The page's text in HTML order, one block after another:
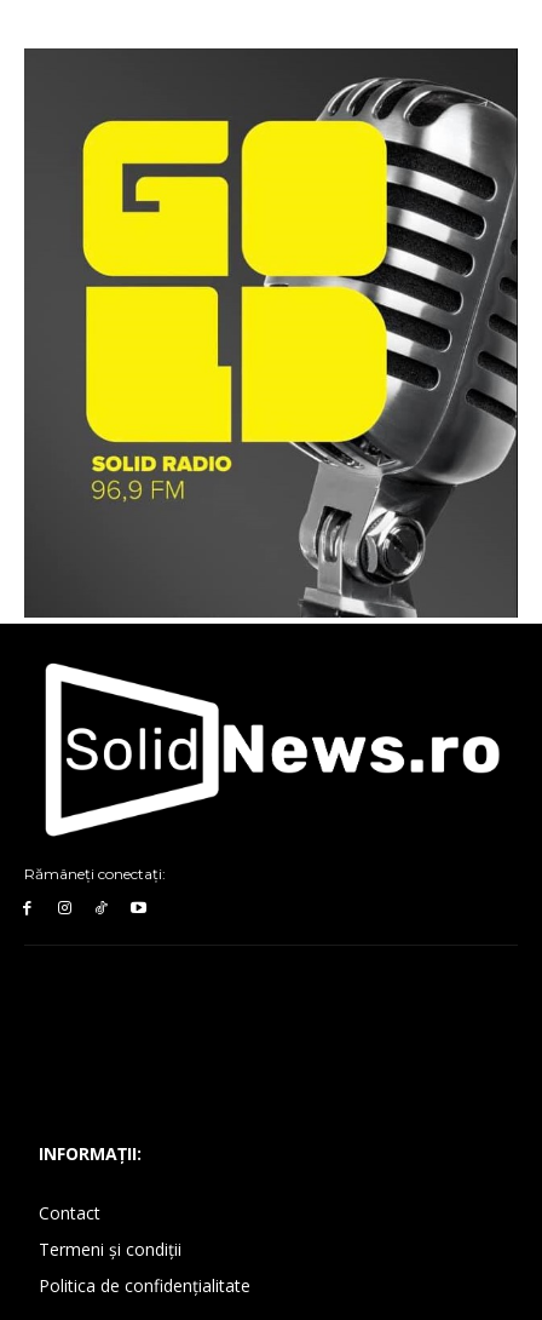
Rămâneți conectați:
INFORMAȚII:
Contact
Termeni și condiții
Politica de confidențialitate